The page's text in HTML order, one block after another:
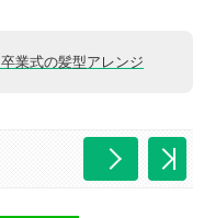
業式の髪型アレンジ